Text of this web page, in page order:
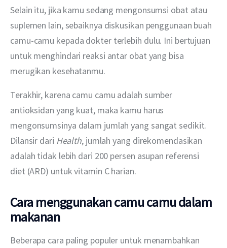
Selain itu, jika kamu sedang mengonsumsi obat atau
suplemen lain, sebaiknya diskusikan penggunaan buah
camu-camu kepada dokter terlebih dulu. Ini bertujuan
untuk menghindari reaksi antar obat yang bisa
merugikan kesehatanmu.
Terakhir, karena camu camu adalah sumber
antioksidan yang kuat, maka kamu harus
mengonsumsinya dalam jumlah yang sangat sedikit.
Dilansir dari Health, jumlah yang direkomendasikan
adalah tidak lebih dari 200 persen asupan referensi
diet (ARD) untuk vitamin C harian.
Cara menggunakan camu camu dalam
makanan
Beberapa cara paling populer untuk menambahkan